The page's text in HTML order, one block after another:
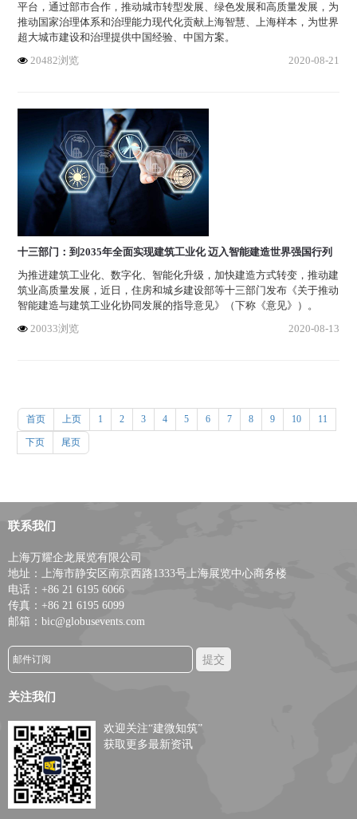
平台，通过部市合作，推动城市转型发展、绿色发展和高质量发展，为
推动国家治理体系和治理能力现代化贡献上海智慧、上海样本，为世界
超大城市建设和治理提供中国经验、中国方案。
20482浏览
2020-08-21
十三部门：到2035年全面实现建筑工业化 迈入智能建造世界强国行列
为推进建筑工业化、数字化、智能化升级，加快建造方式转变，推动建
筑业高质量发展，近日，住房和城乡建设部等十三部门发布《关于推动
智能建造与建筑工业化协同发展的指导意见》（下称《意见》）。
20033浏览
2020-08-13
首页 上页 1 2 3 4 5 6 7 8 9 10 11
下页 尾页
联系我们
上海万耀企龙展览有限公司
地址：上海市静安区南京西路1333号上海展览中心商务楼
电话：+86 21 6195 6066
传真：+86 21 6195 6099
邮箱：bic@globusevents.com
关注我们
欢迎关注“建微知筑”
获取更多最新资讯